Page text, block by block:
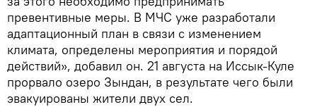
превентивные меры. В МЧС уже разработали
адаптационный план в связи с изменением
климата, определены мероприятия и порядой
действий», добавил он. 21 августа на Иссык-Куле
прорвало озеро Зындан, в результате чего были
эвакуированы жители двух сел.